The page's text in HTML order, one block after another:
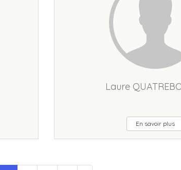
Laure
En savoir plus